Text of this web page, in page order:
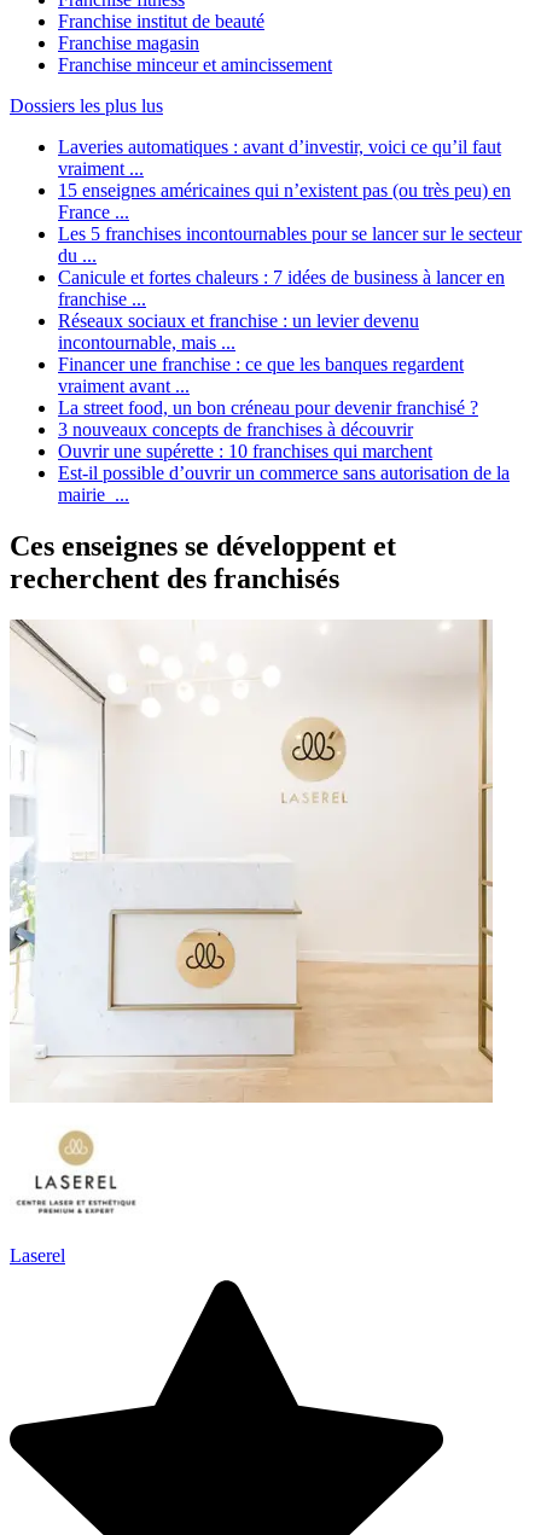
Franchise institut de beauté
Franchise magasin
Franchise minceur et amincissement
Dossiers les plus lus
Laveries automatiques : avant d’investir, voici ce qu’il faut
vraiment ...
15 enseignes américaines qui n’existent pas (ou très peu) en
France ...
Les 5 franchises incontournables pour se lancer sur le secteur
du ...
Canicule et fortes chaleurs : 7 idées de business à lancer en
franchise ...
Réseaux sociaux et franchise : un levier devenu
incontournable, mais ...
Financer une franchise : ce que les banques regardent
vraiment avant ...
La street food, un bon créneau pour devenir franchisé ?
3 nouveaux concepts de franchises à découvrir
Ouvrir une supérette : 10 franchises qui marchent
Est-il possible d’ouvrir un commerce sans autorisation de la
mairie ...
Ces enseignes se développent et
recherchent des franchisés
Laserel